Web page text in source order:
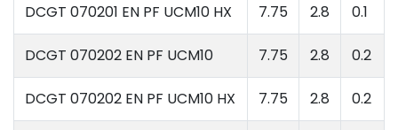
DCGT 070201 EN PF UCM10 HX 7.75 2.8 0.1
DCGT 070202 EN PF UCM10 7.75 2.8 0.2
DCGT 070202 EN PF UCM10 HX 7.75 2.8 0.2